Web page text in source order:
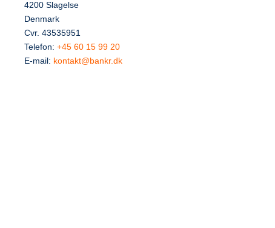
4200 Slagelse
Denmark
Cvr. 43535951
Telefon:+45 60 15 99 20
E-mail: kontakt@bankr.dk